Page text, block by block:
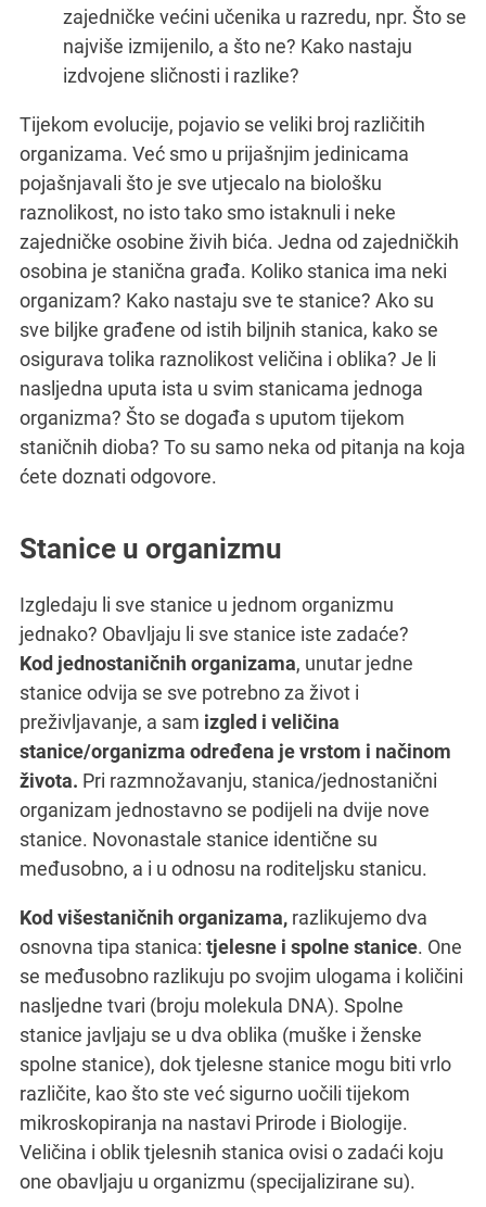
zajedničke većini učenika u razredu, npr. Što se
najviše izmijenilo, a što ne? Kako nastaju
izdvojene sličnosti i razlike?
Tijekom evolucije, pojavio se veliki broj različitih
organizama. Već smo u prijašnjim jedinicama
pojašnjavali što je sve utjecalo na biološku
raznolikost, no isto tako smo istaknuli i neke
zajedničke osobine živih bića. Jedna od zajedničkih
osobina je stanična građa. Koliko stanica ima neki
organizam? Kako nastaju sve te stanice? Ako su
sve biljke građene od istih biljnih stanica, kako se
osigurava tolika raznolikost veličina i oblika? Je li
nasljedna uputa ista u svim stanicama jednoga
organizma? Što se događa s uputom tijekom
staničnih dioba? To su samo neka od pitanja na koja
ćete doznati odgovore.
Stanice u organizmu
Izgledaju li sve stanice u jednom organizmu
jednako? Obavljaju li sve stanice iste zadaće?
Kod jednostaničnih organizama, unutar jedne
stanice odvija se sve potrebno za život i
preživljavanje, a sam izgled i veličina
stanice/organizma određena je vrstom i načinom
života. Pri razmnožavanju, stanica/jednostanični
organizam jednostavno se podijeli na dvije nove
stanice. Novonastale stanice identične su
međusobno, a i u odnosu na roditeljsku stanicu.
Kod višestaničnih organizama, razlikujemo dva
osnovna tipa stanica: tjelesne i spolne stanice. One
se međusobno razlikuju po svojim ulogama i količini
nasljedne tvari (broju molekula DNA). Spolne
stanice javljaju se u dva oblika (muške i ženske
spolne stanice), dok tjelesne stanice mogu biti vrlo
različite, kao što ste već sigurno uočili tijekom
mikroskopiranja na nastavi Prirode i Biologije.
Veličina i oblik tjelesnih stanica ovisi o zadaći koju
one obavljaju u organizmu (specijalizirane su).